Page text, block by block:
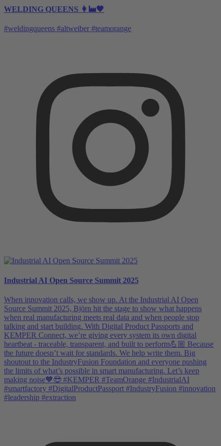
WELDING QUEENS 👩‍🏭🧡
#weldingqueens #altweiber #teamorange
Industrial AI Open Source Summit 2025
When innovation calls, we show up. At the Industrial AI Open
Source Summit 2025, Björn hit the stage to show what happens
when real manufacturing meets real data and when people stop
talking and start building. With Digital Product Passports and
KEMPER Connect, we’re giving every system its own digital
heartbeat - traceable, transparent, and built to perform💪🏼 Because
the future doesn’t wait for standards. We help write them. Big
shoutout to the IndustryFusion Foundation and everyone pushing
the limits of what’s possible in smart manufacturing. Let’s keep
making noise🧡😎 #KEMPER #TeamOrange #IndustrialAI
#smartfactory #DigitalProductPassport #IndustryFusion #innovation
#leadership #extraction